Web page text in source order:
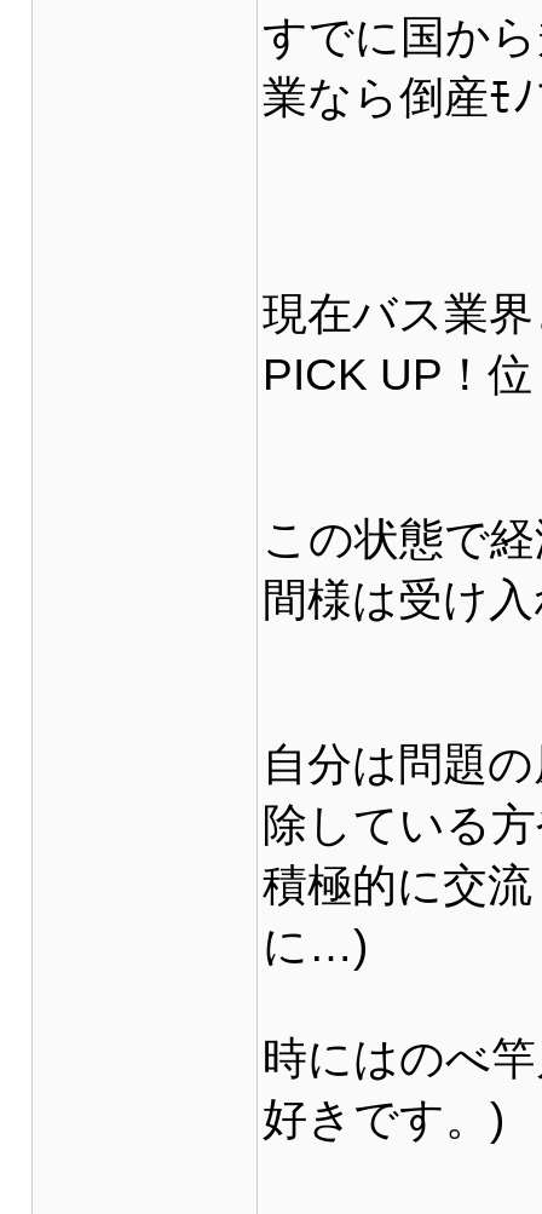
すでに国か
業なら倒産ﾓ
現在バス業
PICK UP！
この状態で
間様は受け
自分は問題
除している
積極的に交
に…)
時にはのべ
好きです。)